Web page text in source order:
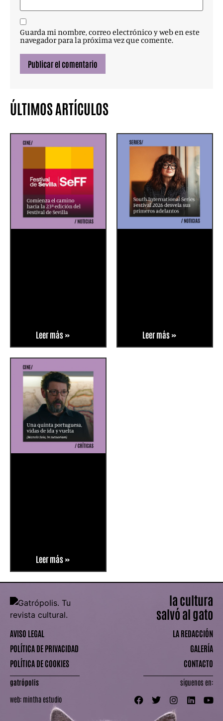
Guarda mi nombre, correo electrónico y web en este
navegador para la próxima vez que comente.
ÚLTIMOS ARTÍCULOS
Leer más » Leer más »
Leer más »
AVISO LEGAL
POLÍTICA DE PRIVACIDAD
POLÍTICA DE COOKIES
gatrópolis
web: mintha estudio
la cultura
salvó al gato
LA REDACCIÓN
GALERÍA
CONTACTO
síguenos en: